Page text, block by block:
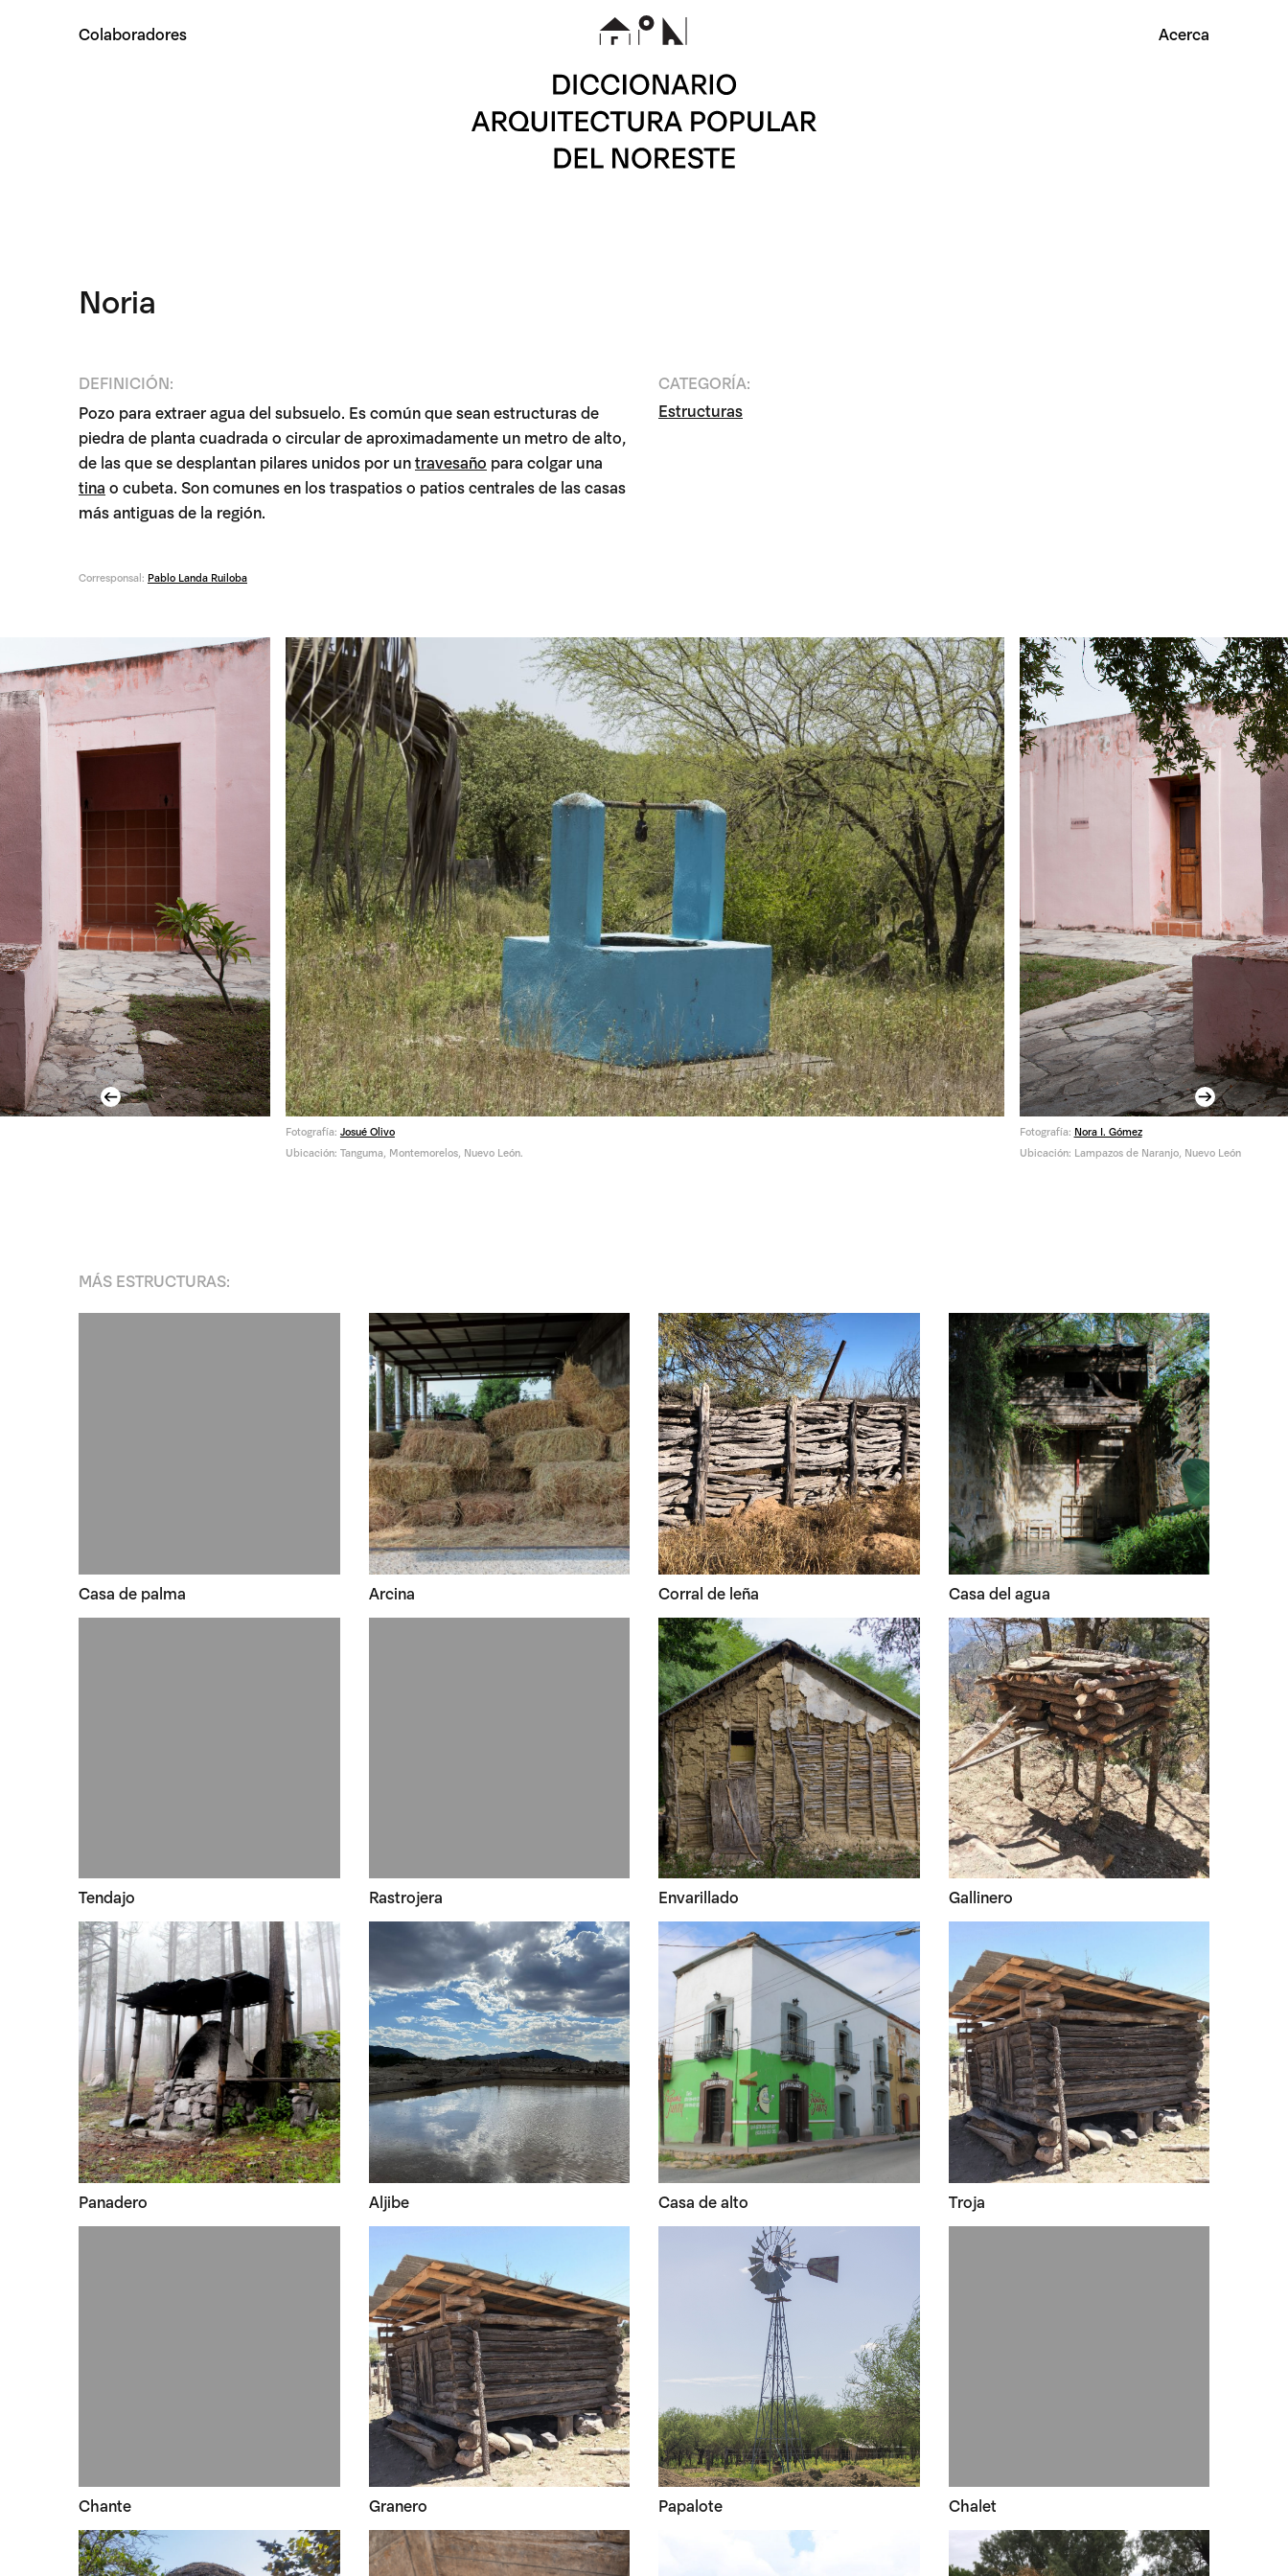
Colaboradores Acerca
Noria
DEFINICIÓN:
Pozo para extraer agua del subsuelo. Es común que sean estructuras de
piedra de planta cuadrada o circular de aproximadamente un metro de alto,
de las que se desplantan pilares unidos por untravesaño para colgar una
tina o cubeta. Son comunes en lostraspatioso patios centrales de las casas
más antiguas de la región.
CATEGORÍA:
Estructuras
Corresponsal: Pablo Landa Ruiloba
Previous
Fotografía: Josué Olivo
Ubicación: Tanguma, Montemorelos, Nuevo León.
Fotografía: Nora I. Gómez
Ubicación: Lampazos de Naranjo, Nuevo León
Next
MÁS ESTRUCTURAS:
Casa de palma Arcina Corral de leña Casa del agua
Tendajo Rastrojera Envarillado Gallinero
Panadero Aljibe Casa de alto Troja
Chante Granero Papalote Chalet